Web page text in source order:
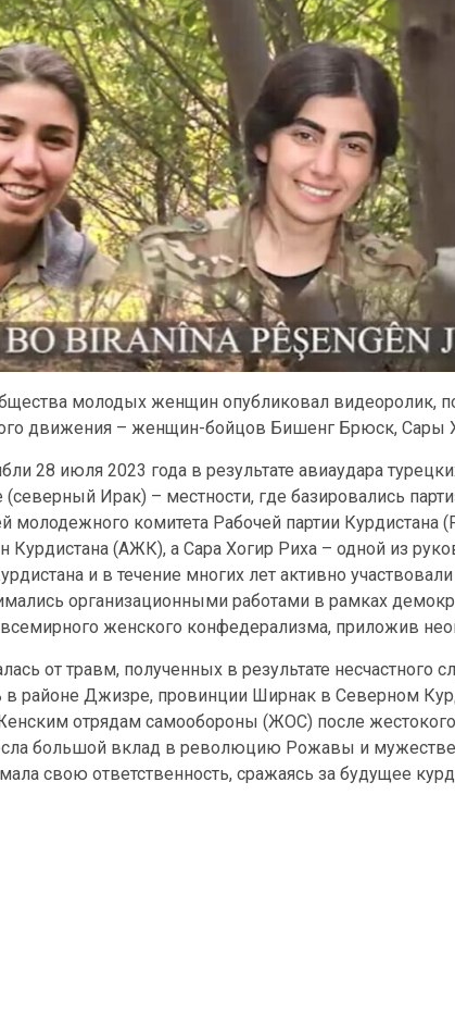
молодых женщин опубликовал видеоролик,
движения – женщин-бойцов Бишенг Брюск, Сары
28 июля 2023 года в результате авиаудара
Ирак) – местности, где базировались
молодежного комитета Рабочей партии Курдистана
Курдистана (АЖК), а Сара Хогир Риха – одной из
и в течение многих лет активно
организационными работами в рамках
женского конфедерализма, приложив
от травм, полученных в результате несчастного
в районе Джизре, провинции Ширнак в Северном
отрядам самообороны (ЖОС) после
большой вклад в революцию Рожавы и
свою ответственность, сражаясь за будущее